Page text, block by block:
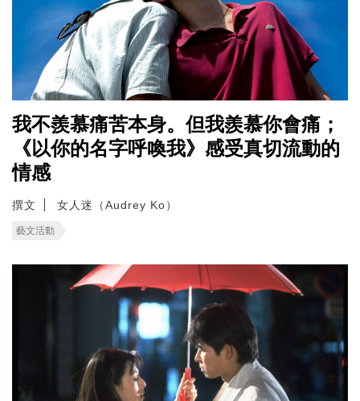
我不羨慕痛苦本身。但我羨慕你會痛；
《以你的名字呼喚我》感受真切流動的
情感
撰文 女人迷（Audrey Ko）
藝文活動